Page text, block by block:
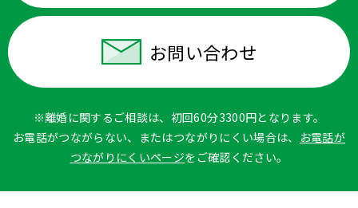
お問い合わせ
※離婚に関するご相談は、初回60分3300円となります。
お電話がつながらない、またはつながりにくい場合は、 お電話が
つながりにくいページをご確認ください。